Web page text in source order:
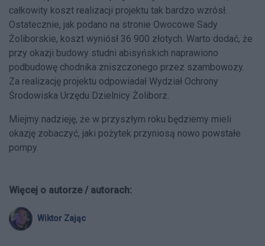
całkowity koszt realizacji projektu tak bardzo wzrósł.
Ostatecznie, jak podano na stronie Owocowe Sady
Żoliborskie, koszt wyniósł 36 900 złotych. Warto dodać, że
przy okazji budowy studni abisyńskich naprawiono
podbudowę chodnika zniszczonego przez szambowozy.
Za realizację projektu odpowiadał Wydział Ochrony
Środowiska Urzędu Dzielnicy Żoliborz.
Miejmy nadzieję, że w przyszłym roku będziemy mieli
okazję zobaczyć, jaki pożytek przyniosą nowo powstałe
pompy.
Więcej o autorze / autorach:
Wiktor Zając